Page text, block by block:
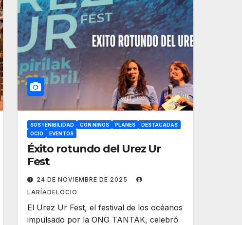
SOSTENIBILIDAD CON NIÑOS PLANES
DESTACADAS
OCIO
EVENTOS
Éxito rotundo del Urez Ur
Fest
24 DE NOVIEMBRE DE 2025
LARÍADELOCIO
El Urez Ur Fest, el festival de los océanos
impulsado por la ONG TANTAK, celebró